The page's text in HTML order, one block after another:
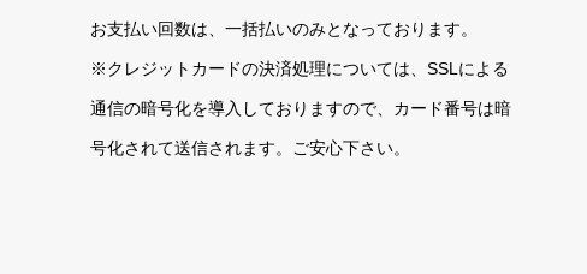
お支払い回数は、一括払いのみとなっております。
※クレジットカードの決済処理については、SSLによる
通信の暗号化を導入しておりますので、カード番号は暗
号化されて送信されます。ご安心下さい。